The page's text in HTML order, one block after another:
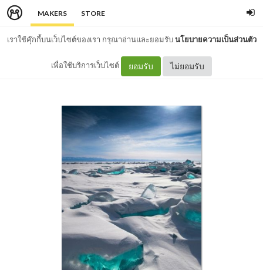
MAKERS STORE
เราใช้คุ๊กกี้บนเว็บไซต์ของเรา กรุณาอ่านและยอมรับนโยบายความเป็นส่วนตัว
เพื่อใช้บริการเว็บไซต์ ยอมรับ ไม่ยอมรับ